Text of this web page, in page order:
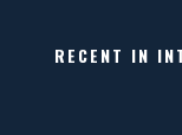
RECENT IN